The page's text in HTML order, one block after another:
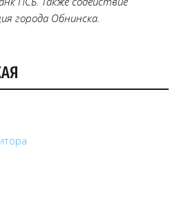
города Обнинска.